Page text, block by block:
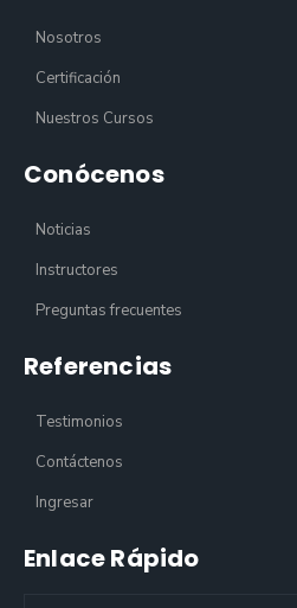
Nosotros
Certificación
Nuestros Cursos
Conócenos
Noticias
Instructores
Preguntas frecuentes
Referencias
Testimonios
Contáctenos
Ingresar
Enlace Rápido